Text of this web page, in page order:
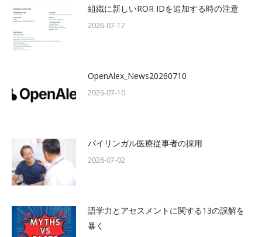
組織に新しいROR IDを追加する時の注意
2026-07-17
OpenAlex_News20260710
2026-07-10
バイリンガル医療従事者の採用
2026-07-02
語学力とアセスメントに関する13の誤解を
暴く